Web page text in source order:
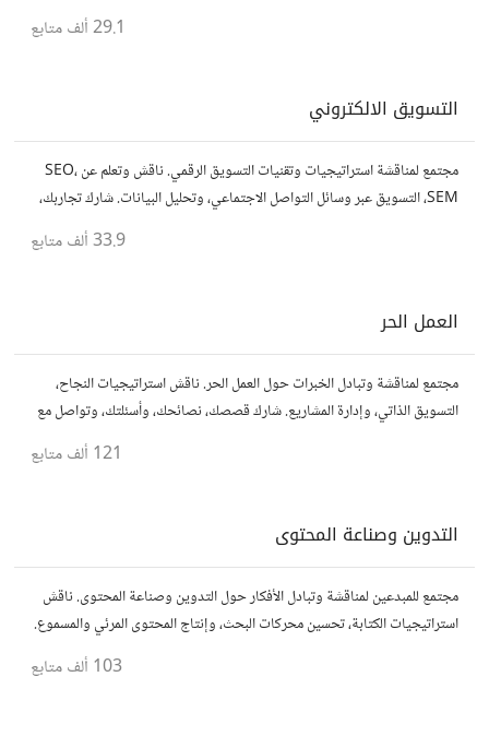
29.1 ألف متابع
التسويق الالكتروني
مجتمع لمناقشة استراتيجيات وتقنيات التسويق الرقمي. ناقش وتعلم عن SEO،
SEM، التسويق عبر وسائل التواصل الاجتماعي، وتحليل البيانات. شارك تجاربك،
33.9 ألف متابع
العمل الحر
مجتمع لمناقشة وتبادل الخبرات حول العمل الحر. ناقش استراتيجيات النجاح،
التسويق الذاتي، وإدارة المشاريع. شارك قصصك، نصائحك، وأسئلتك، وتواصل مع
121 ألف متابع
التدوين وصناعة المحتوى
مجتمع للمبدعين لمناقشة وتبادل الأفكار حول التدوين وصناعة المحتوى. ناقش
استراتيجيات الكتابة، تحسين محركات البحث، وإنتاج المحتوى المرئي والمسموع.
103 ألف متابع